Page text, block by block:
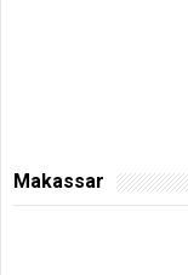
Makassar